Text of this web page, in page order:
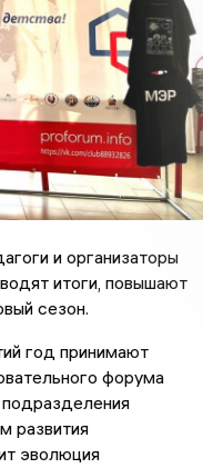
и организаторы
итоги, повышают
сезон.
год принимают
форума
развития
эволюция